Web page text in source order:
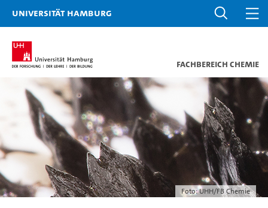
Universität Hamburg
Fachbereich Chemie
Foto: UHH/FB Chemie